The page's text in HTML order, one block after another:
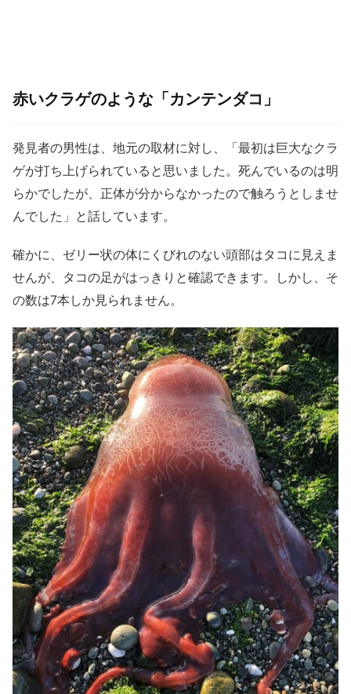
赤いクラゲのような「カンテンダコ」
発見者の男性は、地元の取材に対し、「最初は巨大なクラ
ゲが打ち上げられていると思いました。死んでいるのは明
らかでしたが、正体が分からなかったので触ろうとしませ
んでした」と話しています。
確かに、ゼリー状の体にくびれのない頭部はタコに見えま
せんが、タコの足がはっきりと確認できます。しかし、そ
の数は7本しか見られません。